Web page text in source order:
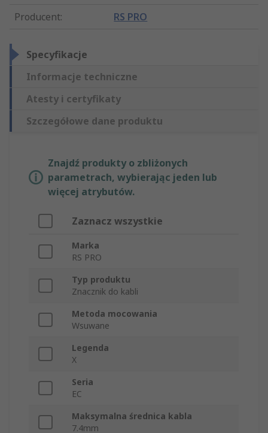
Producent: RS PRO
Specyfikacje
Informacje techniczne
Atesty i certyfikaty
Szczegółowe dane produktu
Znajdź produkty o zbliżonych
parametrach, wybierając jeden lub
więcej atrybutów.
Zaznacz wszystkie
Marka
RS PRO
Typ produktu
Znacznik do kabli
Metoda mocowania
Wsuwane
Legenda
X
Seria
EC
Maksymalna średnica kabla
7.4mm